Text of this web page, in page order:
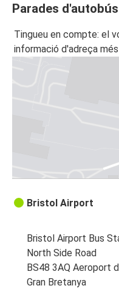
Parades
Tingueu en compte: el
informació d'adreça
Bristol Airport
Bristol Airport Bus
North Side Road
BS48 3AQ Aeroport
Gran Bretanya